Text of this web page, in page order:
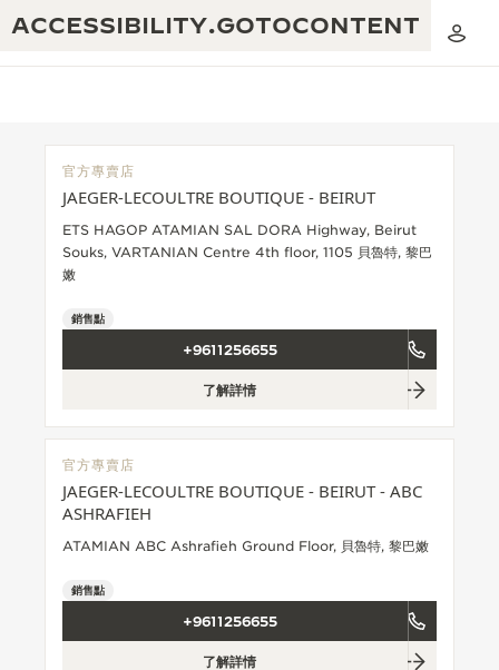
ACCESSIBILITY.GOTOCONTENT
REVERSO 1931 CAFÉ
THE PRECISION PIONEER
卓越工藝：逾 190 年歷史
心靈手巧：1400 多種機芯
精湛工藝：108 種工藝
官方專賣店
JAEGER-LECOULTRE BOUTIQUE - BEIRUT
ETS HAGOP ATAMIAN SAL DORA Highway, Beirut
Souks, VARTANIAN Centre 4th floor, 1105 貝魯特, 黎巴
嫩
銷售點
+9611256655
了解詳情
官方專賣店
JAEGER-LECOULTRE BOUTIQUE - BEIRUT - ABC
ASHRAFIEH
ATAMIAN ABC Ashrafieh Ground Floor, 貝魯特, 黎巴嫩
銷售點
+9611256655
了解詳情